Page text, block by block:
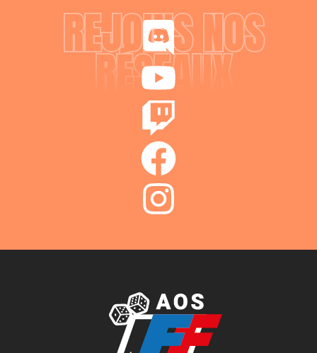
REJOINS NOS
RÉSEAUX